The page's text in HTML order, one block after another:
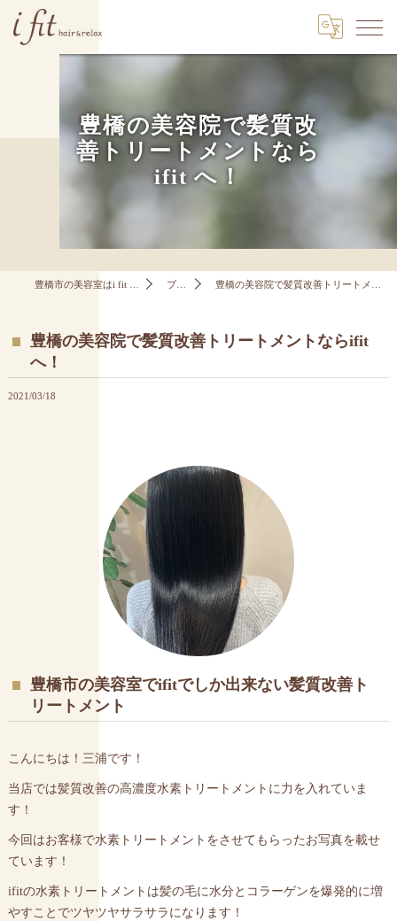
豊橋の美容院で髪質改
善トリートメントなら
ifit へ！
ブログ 豊橋の美容院で髪質改善トリートメントならifit へ！
豊橋の美容院で髪質改善トリートメントならifit
へ！
2021/03/18
豊橋市の美容室でifitでしか出来ない髪質改善ト
リートメント
こんにちは！三浦です！
当店では髪質改善の高濃度水素トリートメントに力を入れていま
す！
今回はお客様で水素トリートメントをさせてもらったお写真を載せ
ています！
ifitの水素トリートメントは髪の毛に水分とコラーゲンを爆発的に増
やすことでツヤツヤサラサラになります！